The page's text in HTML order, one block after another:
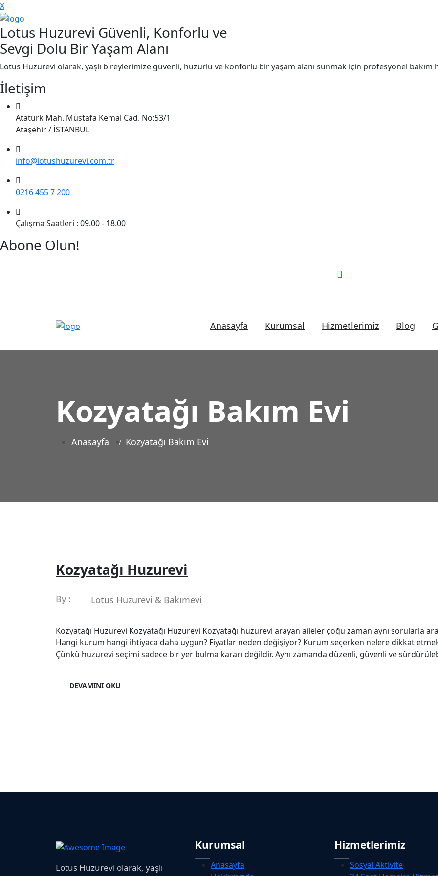
X
Lotus Huzurevi Güvenli, Konforlu ve
Sevgi Dolu Bir Yaşam Alanı
Lotus Huzurevi olarak, yaşlı bireylerimize güvenli, huzurlu ve konforlu bir yaşam alanı sunmak için profesyonel
İletişim
Atatürk Mah. Mustafa Kemal Cad. No:53/1
Ataşehir / İSTANBUL
info@lotushuzurevi.com.tr
0216 455 7 200
Çalışma Saatleri : 09.00 - 18.00
Abone Olun!
Anasayfa Kurumsal Hizmetlerimiz Blog
Kozyatağı Bakım Evi
Anasayfa Kozyatağı Bakım Evi
Kozyatağı Huzurevi
By : Lotus Huzurevi & Bakımevi
Kozyatağı Huzurevi Kozyatağı Huzurevi Kozyatağı huzurevi arayan aileler çoğu zaman aynı sorularla
Hangi kurum hangi ihtiyaca daha uygun? Fiyatlar neden değişiyor? Kurum seçerken nelere dikkat
Çünkü huzurevi seçimi sadece bir yer bulma kararı değildir. Aynı zamanda düzenli, güvenli ve
DEVAMINI OKU
Lotus Huzurevi olarak, yaşlı
Kurumsal
Anasayfa
Hizmetlerimiz
Sosyal Aktivite